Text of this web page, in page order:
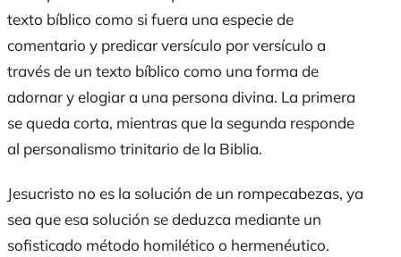
texto bíblico como si fuera una especie de
comentario y predicar versículo por versículo a
través de un texto bíblico como una forma de
adornar y elogiar a una persona divina. La primera
se queda corta, mientras que la segunda responde
al personalismo trinitario de la Biblia.
Jesucristo no es la solución de un rompecabezas, ya
sea que esa solución se deduzca mediante un
sofisticado método homilético o hermenéutico.